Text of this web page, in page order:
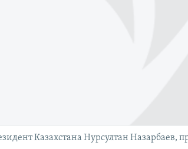
Казахстана Нурсултан Назарбаев,